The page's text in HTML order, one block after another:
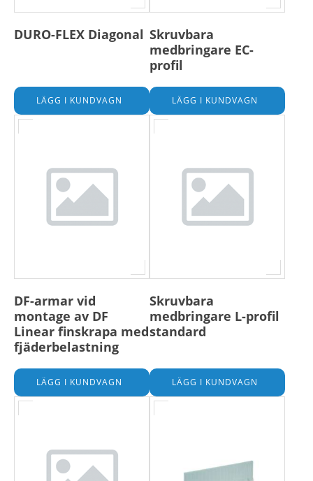
DURO-FLEX Diagonal Skruvbara
medbringare EC-
profil
DF-armar vid
montage av DF
Linear finskrapa med
fjäderbelastning
Skruvbara
medbringare L-profil
standard